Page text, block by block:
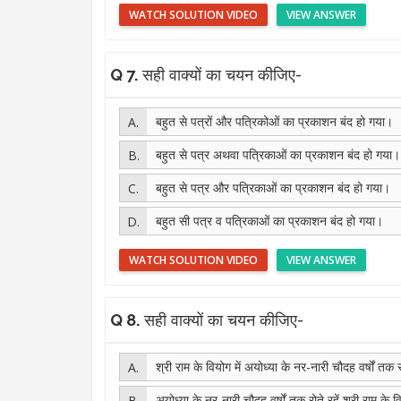
VIEW ANSWER
WATCH SOLUTION VIDEO
Q 7.सही वाक्यों का चयन कीजिए-
बहुत से पत्रों और पत्रिकोओं का प्रकाशन बंद हो गया।
बहुत से पत्र अथवा पत्रिकाओं का प्रकाशन बंद हो गया।
बहुत से पत्र और पत्रिकाओं का प्रकाशन बंद हो गया।
बहुत सी पत्र व पत्रिकाओं का प्रकाशन बंद हो गया।
VIEW ANSWER
WATCH SOLUTION VIDEO
Q 8.सही वाक्यों का चयन कीजिए-
श्री राम के वियोग में अयोध्या के नर-नारी चौदह वर्षों तक